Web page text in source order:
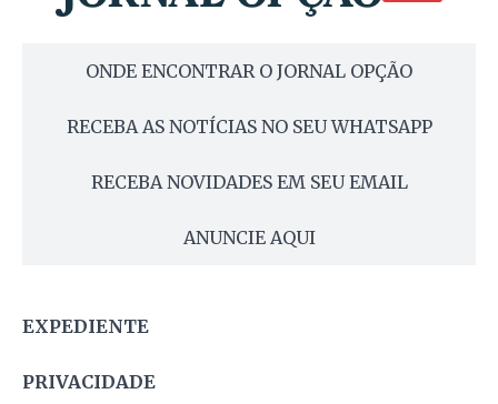
ONDE ENCONTRAR O JORNAL OPÇÃO
RECEBA AS NOTÍCIAS NO SEU WHATSAPP
RECEBA NOVIDADES EM SEU EMAIL
ANUNCIE AQUI
EXPEDIENTE
PRIVACIDADE